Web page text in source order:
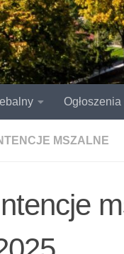
Ogłoszenia
MSZALNE